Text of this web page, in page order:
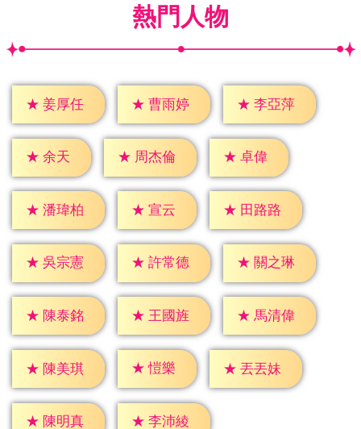
熱門人物
★ 姜厚任 ★ 曹雨婷 ★ 李亞萍
★ 余天 ★ 周杰倫 ★ 卓偉
★ 潘瑋柏 ★ 宣云 ★ 田路路
★ 吳宗憲 ★ 許常德 ★ 關之琳
★ 陳泰銘 ★ 王國旌 ★ 馬清偉
★ 陳美琪 ★ 愷樂 ★ 丟丟妹
★ 陳明真 ★ 李沛綾